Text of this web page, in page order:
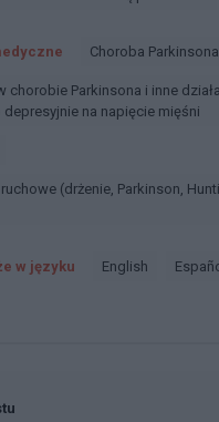
Choroba Parkinsona
na napięcie mięśni
w języku english